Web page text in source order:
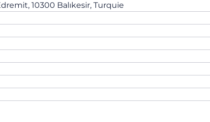
10300 Balıkesir, Turquie